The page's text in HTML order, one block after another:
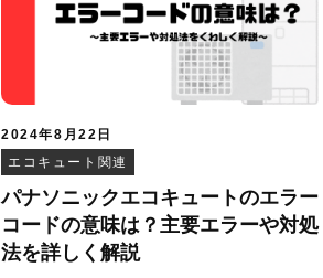
2024年8月22日
エコキュート関連
パナソニックエコキュートのエラー
コードの意味は？主要エラーや対処
法を詳しく解説